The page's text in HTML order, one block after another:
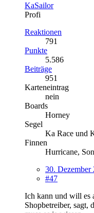
KaSailor
Profi
Reaktionen
791
Punkte
5.586
Beiträge
951
Karteneintrag
nein
Boards
Horney
Segel
Ka Race und
Finnen
Hurricane,
30. Dezember
#47
Ich kann und will es
Shopbetreiber, sagt,